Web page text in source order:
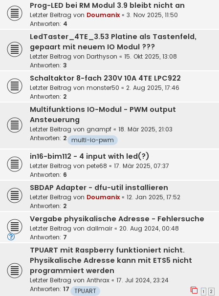
Prog-LED bei RM Modul 3.9 bleibt nicht an
Letzter Beitrag von Doumanix « 3. Nov 2025, 11:50
Antworten: 4
LedTaster_4TE_3.53 Platine als Tastenfeld,
gepaart mit neuem IO Modul ???
Letzter Beitrag von Darthyson « 15. Okt 2025, 13:08
Antworten: 3
Schaltaktor 8-fach 230V 10A 4TE LPC922
Letzter Beitrag von monster50 « 2. Aug 2025, 17:46
Antworten: 2
Multifunktions IO-Modul - PWM output
Ansteuerung
Letzter Beitrag von gnampf « 18. Mär 2025, 21:03
Antworten: 2 multi-io-pwm
in16-bim112 - 4 input with led(?)
Letzter Beitrag von pete68 « 17. Mär 2025, 07:37
Antworten: 6
SBDAP Adapter - dfu-util installieren
Letzter Beitrag von Doumanix « 12. Jan 2025, 17:52
Antworten: 2
Vergabe physikalische Adresse - Fehlersuche
Letzter Beitrag von dallmair « 20. Aug 2024, 00:48
Antworten: 7
TPUART mit Raspberry funktioniert nicht.
Physikalische Adresse kann mit ETS5 nicht
programmiert werden
Letzter Beitrag von Anthrax « 17. Jul 2024, 23:24
Antworten: 17 1 2
TPUART